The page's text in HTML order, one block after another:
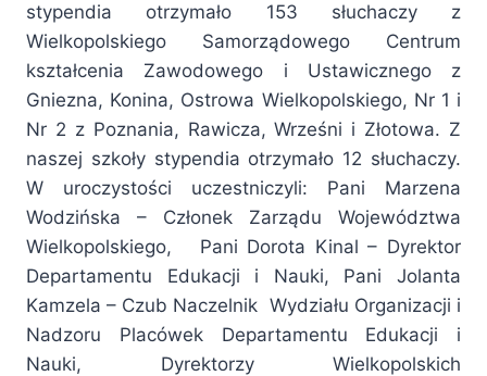
stypendia otrzymało 153 słuchaczy z
Wielkopolskiego Samorządowego Centrum
kształcenia Zawodowego i Ustawicznego z
Gniezna, Konina, Ostrowa Wielkopolskiego, Nr 1 i
Nr 2 z Poznania, Rawicza, Wrześni i Złotowa. Z
naszej szkoły stypendia otrzymało 12 słuchaczy.
W uroczystości uczestniczyli: Pani Marzena
Wodzińska – Członek Zarządu Województwa
Wielkopolskiego, Pani Dorota Kinal – Dyrektor
Departamentu Edukacji i Nauki, Pani Jolanta
Kamzela – Czub Naczelnik Wydziału Organizacji i
Nadzoru Placówek Departamentu Edukacji i
Nauki, Dyrektorzy Wielkopolskich